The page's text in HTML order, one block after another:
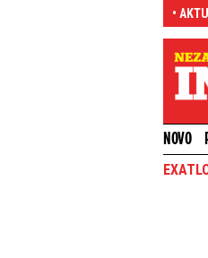
•
moćni arsenal, čeka se
NOVO